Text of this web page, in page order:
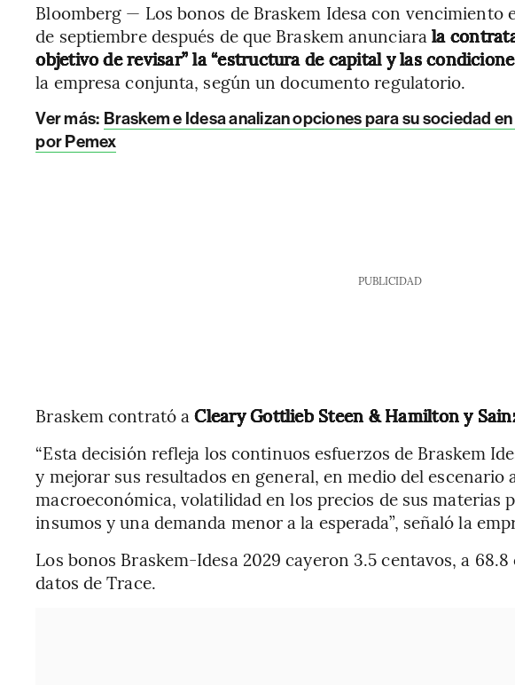
Bloomberg — Los bonos de Braskem Idesa con vencimiento
de septiembre después de que Braskem anunciara la
objetivo de revisar” la “estructura de capital y las
la empresa conjunta, según un documento regulatorio.
Ver más: Braskem e Idesa analizan opciones para su sociedad
por Pemex
PUBLICIDAD
Braskem contrató a Cleary Gottlieb Steen & Hamilton y
“Esta decisión refleja los continuos esfuerzos de Braskem
y mejorar sus resultados en general, en medio del
macroeconómica, volatilidad en los precios de sus materias
insumos y una demanda menor a la esperada”, señaló la
Los bonos Braskem-Idesa 2029 cayeron 3.5 centavos, a
datos de Trace.